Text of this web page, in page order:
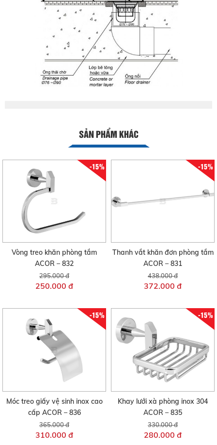
SẢN PHẨM KHÁC
-15%
Vòng treo khăn phòng tắm
ACOR – 832
295.000 đ
250.000 đ
-15%
Thanh vắt khăn đơn phòng tắm
ACOR – 831
438.000 đ
372.000 đ
-15%
Móc treo giấy vệ sinh inox cao
cấp ACOR – 836
365.000 đ
310.000 đ
-15%
Khay lưới xà phòng inox 304
ACOR – 835
330.000 đ
280.000 đ